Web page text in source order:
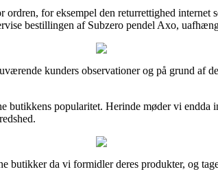
for eksempel den returrettighed internet
bestillingen af Subzero pendel Axo,
kunders observationer og på grund
popularitet. Herinde møder vi endda
butikker da vi formidler deres produkter, og